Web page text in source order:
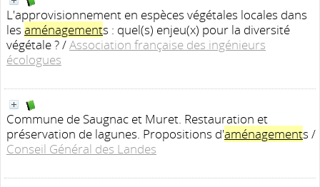
L'approvisionnement en espèces végétales locales dans
les aménagements : quel(s) enjeu(x) pour la diversité
végétale ?/Association française des ingénieurs
écologues
Commune de Saugnac et Muret. Restauration et
préservation de lagunes. Propositions d'aménagements /
Conseil Général des Landes